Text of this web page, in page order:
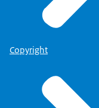
Copyright